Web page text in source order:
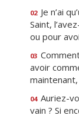
02 Je n’ai
Saint,
ou pour
03
avoir
04 Auriez-
vain ? Si